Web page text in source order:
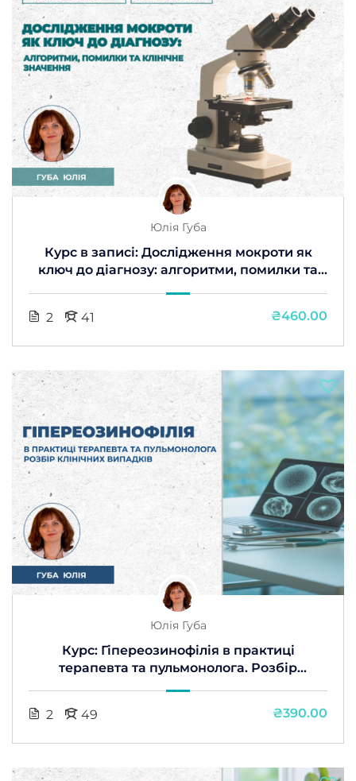
Юлія Губа
Курс в записі: Дослідження мокроти як
ключ до діагнозу: алгоритми, помилки та
2
41 ₴460.00
Юлія Губа
Курс: Гіпереозинофілія в практиці
терапевта та пульмонолога. Розбір
2
49 ₴390.00